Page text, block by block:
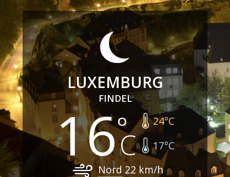
LUXEMBURG
FINDEL
16 24°C
17°C
Nord 22km/h